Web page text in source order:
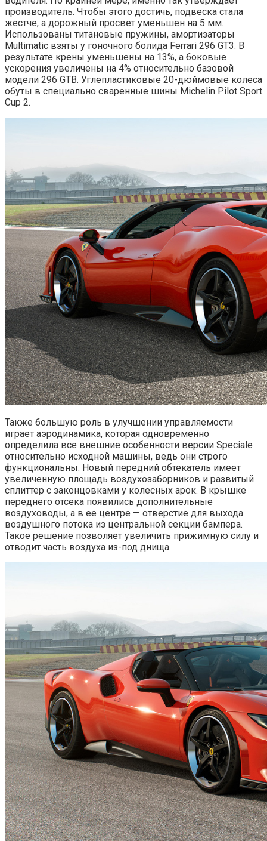
производитель. Чтобы этого достичь, подвеска стала
жестче, а дорожный просвет уменьшен на 5 мм.
Использованы титановые пружины, амортизаторы
Multimatic взяты у гоночного болида Ferrari 296 GT3. В
результате крены уменьшены на 13%, а боковые
ускорения увеличены на 4% относительно базовой
модели 296 GTB. Углепластиковые 20-дюймовые колеса
обуты в специально сваренные шины Michelin Pilot Sport
Cup 2.
Также большую роль в улучшении управляемости
играет аэродинамика, которая одновременно
определила все внешние особенности версии Speciale
относительно исходной машины, ведь они строго
функциональны. Новый передний обтекатель имеет
увеличенную площадь воздухозаборников и развитый
сплиттер с законцовками у колесных арок. В крышке
переднего отсека появились дополнительные
воздуховоды, а в ее центре — отверстие для выхода
воздушного потока из центральной секции бампера.
Такое решение позволяет увеличить прижимную силу и
отводит часть воздуха из-под днища.